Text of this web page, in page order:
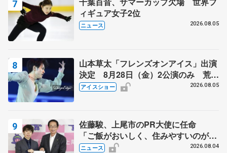
ィギュア女子2位
ニュース 2026.08.05
山本草太「フレンズオンアイス」出演
決定 8月28日（金）2公演のみ 荒川
静香さんプロデュース、20周年のアイ
アイスショー 2026.08.05
佐藤駿、上尾市のPR大使に任命
「ご飯がおいしく、住みやすいのが魅
力」
ニュース 2026.08.04